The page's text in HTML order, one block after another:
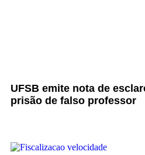
UFSB emite nota de
prisão de falso professor